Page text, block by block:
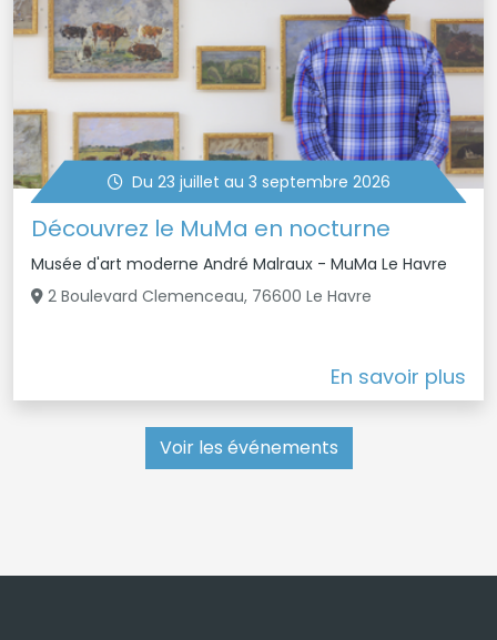
Du 23 juillet au 3 septembre 2026
Découvrez le MuMa en nocturne
Musée d'art moderne André Malraux - MuMa Le Havre
2 Boulevard Clemenceau, 76600 Le Havre
En savoir plus
Voir les événements